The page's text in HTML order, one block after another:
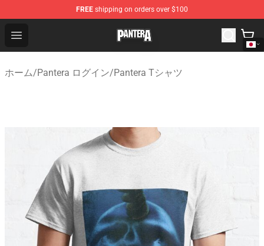
FREE shipping on orders over $100
Open menu
Pantera Store - Official Pantera Merchandise Shop
ホーム/Pantera ログイン/Pantera Tシャツ